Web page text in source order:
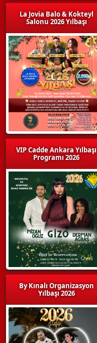
La Jovia Balo & Kokteyl
Salonu 2026 Yılbaşı
VIP Cadde Ankara Yılbaşı
Programı 2026
By Kınalı Organizasyon
Yılbaşı 2026